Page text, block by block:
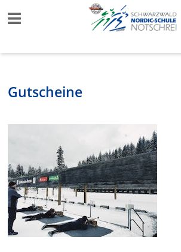
Gutscheine